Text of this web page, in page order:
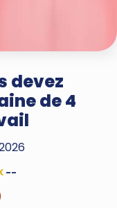
devez
de 4
--